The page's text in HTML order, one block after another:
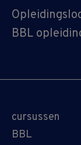
BBL
cursussen
BBL